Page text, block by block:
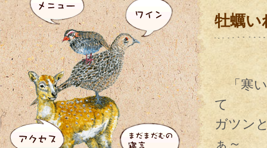
牡蠣い
「寒い
て
ガツン
ぁ～